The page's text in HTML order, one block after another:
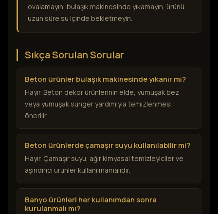
ovalamayın, bulaşık makinesinde yıkamayın, ürünü
uzun süre su içinde bekletmeyin.
Sıkça Sorulan Sorular
Beton ürünler bulaşık makinesinde yıkanır mı?
Hayır. Beton dekor ürünlerinin elde, yumuşak bez
veya yumuşak sünger yardımıyla temizlenmesi
önerilir.
Beton ürünlerde çamaşır suyu kullanılabilir mi?
Hayır. Çamaşır suyu, ağır kimyasal temizleyiciler ve
aşındırıcı ürünler kullanılmamalıdır.
Banyo ürünleri her kullanımdan sonra
kurulanmalı mı?